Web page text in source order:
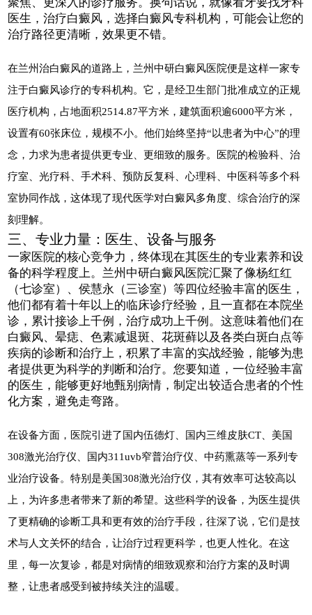
医生，治疗白癜风，选择白癜风专科机构，可能会让您的
治疗路径更清晰，效果更不错。
在兰州治白癜风的道路上，兰州中研白癜风医院便是这样一家专
注于白癜风诊疗的专科机构。它，是经卫生部门批准成立的正规
医疗机构，占地面积2514.87平方米，建筑面积逾6000平方米，
设置有60张床位，规模不小。他们始终坚持“以患者为中心”的理
念，力求为患者提供更专业、更细致的服务。医院的检验科、治
疗室、光疗科、手术科、预防反复科、心理科、中医科等多个科
室协同作战，这体现了现代医学对白癜风多角度、综合治疗的深
刻理解。
三、专业力量：医生、设备与服务
一家医院的核心竞争力，终体现在其医生的专业素养和设
备的科学程度上。兰州中研白癜风医院汇聚了像杨红红
（七诊室）、侯慧永（三诊室）等四位经验丰富的医生，
他们都有着十年以上的临床诊疗经验，且一直都在本院坐
诊，累计接诊上千例，治疗成功上千例。这意味着他们在
白癜风、晕痣、色素减退斑、花斑藓以及各类白斑白点等
疾病的诊断和治疗上，积累了丰富的实战经验，能够为患
者提供更为科学的判断和治疗。您要知道，一位经验丰富
的医生，能够更好地甄别病情，制定出较适合患者的个性
化方案，避免走弯路。
在设备方面，医院引进了国内伍德灯、国内三维皮肤CT、美国
308激光治疗仪、国内311uvb窄普治疗仪、中药熏蒸等一系列专
业治疗设备。特别是美国308激光治疗仪，其有效率可达较高以
上，为许多患者带来了新的希望。这些科学的设备，为医生提供
了更精确的诊断工具和更有效的治疗手段，往深了说，它们是技
术与人文关怀的结合，让治疗过程更科学，也更人性化。在这
里，每一次复诊，都是对病情的细致观察和治疗方案的及时调
整，让患者感受到被持续关注的温暖。